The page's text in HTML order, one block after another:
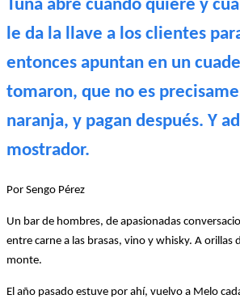
Tuna abre cuando quiere y
le da la llave a los clientes
entonces apuntan en un
tomaron, que no es
naranja, y pagan después. Y
mostrador.
Por Sengo Pérez
Un bar de hombres, de apasionadas
entre carne a las brasas, vino y whisky. A orillas
monte.
El año pasado estuve por ahí, vuelvo a Melo